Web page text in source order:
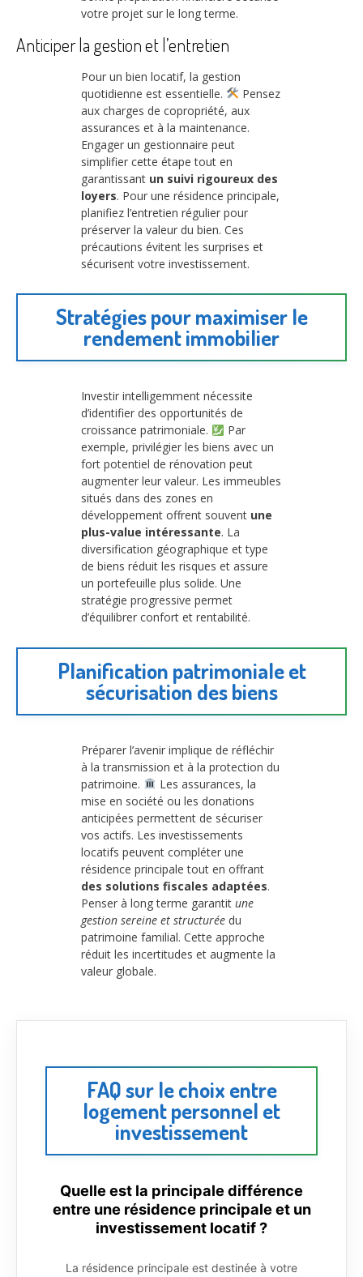
votre projet sur le long terme.
Anticiper la gestion et l’entretien
Pour un bien locatif, la gestion
quotidienne est essentielle.
Pensez
aux charges de copropriété, aux
assurances et à la maintenance.
Engager un gestionnaire peut
simplifier cette étape tout en
garantissant un suivi rigoureux des
loyers. Pour une résidence principale,
planifiez l’entretien régulier pour
préserver la valeur du bien. Ces
précautions évitent les surprises et
sécurisent votre investissement.
Stratégies pour maximiser le
rendement immobilier
Investir intelligemment nécessite
d’identifier des opportunités de
croissance patrimoniale.
Par
exemple, privilégier les biens avec un
fort potentiel de rénovation peut
augmenter leur valeur. Les immeubles
situés dans des zones en
développement offrent souvent une
plus-value intéressante. La
diversification géographique et type
de biens réduit les risques et assure
un portefeuille plus solide. Une
stratégie progressive permet
d’équilibrer confort et rentabilité.
Planification patrimoniale et
sécurisation des biens
Préparer l’avenir implique de réfléchir
à la transmission et à la protection du
patrimoine.
Les assurances, la
mise en société ou les donations
anticipées permettent de sécuriser
vos actifs. Les investissements
locatifs peuvent compléter une
résidence principale tout en offrant
des solutions fiscales adaptées.
Penser à long terme garantit une
gestion sereine et structurée du
patrimoine familial. Cette approche
réduit les incertitudes et augmente la
valeur globale.
FAQ sur le choix entre
logement personnel et
investissement
Quelle est la principale différence
entre une résidence principale et un
investissement locatif ?
La résidence principale est destinée à votre